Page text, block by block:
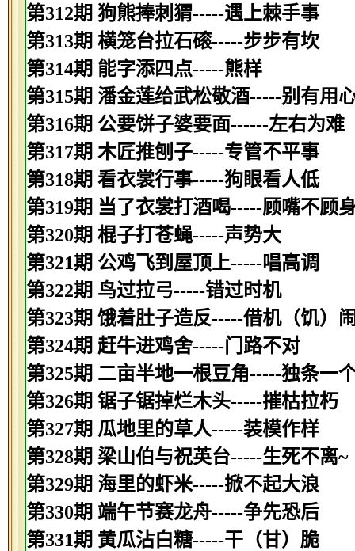
第312期 狗熊捧刺猬-----遇上棘手事
第313期 横笼台拉石磙-----步步有坎
第314期 能字添四点-----熊样
第315期 潘金莲给武松敬酒-----别有用
第316期 公要饼子婆要面------左右为难
第317期 木匠推刨子-----专管不平事
第318期 看衣裳行事-----狗眼看人低
第319期 当了衣裳打酒喝-----顾嘴不顾
第320期 棍子打苍蝇-----声势大
第321期 公鸡飞到屋顶上-----唱高调
第322期 鸟过拉弓-----错过时机
第323期 饿着肚子造反-----借机（饥）
第324期 赶牛进鸡舍-----门路不对
第325期 二亩半地一根豆角-----独条一
第326期 锯子锯掉烂木头-----摧枯拉朽
第327期 瓜地里的草人-----装模作样
第328期 梁山伯与祝英台-----生死不离~
第329期 海里的虾米-----掀不起大浪
第330期 端午节赛龙舟-----争先恐后
第331期 黄瓜沾白糖-----干（甘）脆